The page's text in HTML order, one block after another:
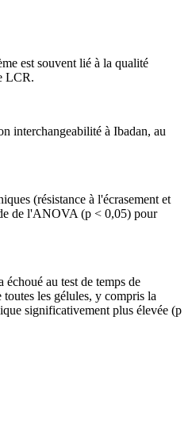
est souvent lié à la qualité
LCR.
interchangeabilité à Ibadan, au
(résistance à l'écrasement et
de l'ANOVA (p < 0,05) pour
au test de temps de
les gélules, y compris la
significativement plus élevée (p